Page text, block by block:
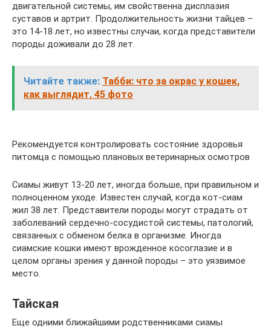
двигательной системы, им свойственна дисплазия
суставов и артрит. Продолжительность жизни тайцев –
это 14-18 лет, но известны случаи, когда представители
породы доживали до 28 лет.
Читайте также: Табби: что за окрас у кошек,
как выглядит, 45 фото
Рекомендуется контролировать состояние здоровья
питомца с помощью плановых ветеринарных осмотров
Сиамы живут 13-20 лет, иногда больше, при правильном и
полноценном уходе. Известен случай, когда кот-сиам
жил 38 лет. Представители породы могут страдать от
заболеваний сердечно-сосудистой системы, патологий,
связанных с обменом белка в организме. Иногда
сиамские кошки имеют врожденное косоглазие и в
целом органы зрения у данной породы – это уязвимое
место.
Тайская
Еще одними ближайшими родственниками сиамы